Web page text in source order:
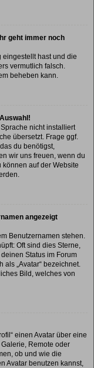
geht immer noch
eingestellt hast und die
vermutlich falsch.
beheben kann.
nicht installiert
übersetzt. Frage ggf.
du benötigst,
wir uns freuen, wenn du
auf der Website
angezeigt
Benutzernamen stehen.
Oft sind dies Sterne,
Status im Forum
„Avatar“ bezeichnet.
Bild, welches von
einen Avatar über eine
Remote oder
ob und wie die
Avatar benutzen kannst,